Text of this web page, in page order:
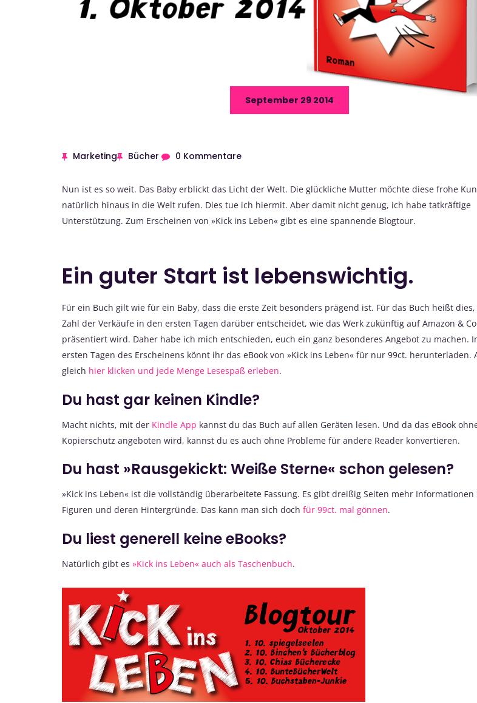
September 29 2014
Marketing Bücher 0 Kommentare
Nun ist es so weit. Das Baby erblickt das Licht der Welt. Die glückliche Mutter möchte diese frohe
natürlich hinaus in die Welt rufen. Dies tue ich hiermit. Aber damit nicht genug, ich habe tatkräftige
Unterstützung. Zum Erscheinen von »Kick ins Leben« gibt es eine spannende Blogtour.
Ein guter Start ist lebenswichtig.
Für ein Buch gilt wie für ein Baby, dass die erste Zeit besonders prägend ist. Für das Buch heißt
Zahl der Verkäufe in den ersten Tagen darüber entscheidet, wie das Werk zukünftig auf Amazon &
präsentiert wird. Daher habe ich mich entschieden, euch ein ganz besonderes Angebot zu machen.
ersten Tagen des Erscheinens könnt ihr das eBook von »Kick ins Leben« für nur 99ct. herunterladen.
gleich hier klicken und jede Menge Lesespaß erleben.
Du hast gar keinen Kindle?
Macht nichts, mit der Kindle App kannst du das Buch auf allen Geräten lesen. Und da das eBook
Kopierschutz angeboten wird, kannst du es auch ohne Probleme für andere Reader konvertieren.
Du hast »Rausgekickt: Weiße Sterne« schon gelesen?
»Kick ins Leben« ist die vollständig überarbeitete Fassung. Es gibt dreißig Seiten mehr Informationen
Figuren und deren Hintergründe. Das kann man sich doch für 99ct. mal gönnen.
Du liest generell keine eBooks?
Natürlich gibt es »Kick ins Leben« auch als Taschenbuch.